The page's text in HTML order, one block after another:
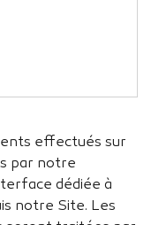
effectués sur
par notre
dédiée à
notre Site. Les